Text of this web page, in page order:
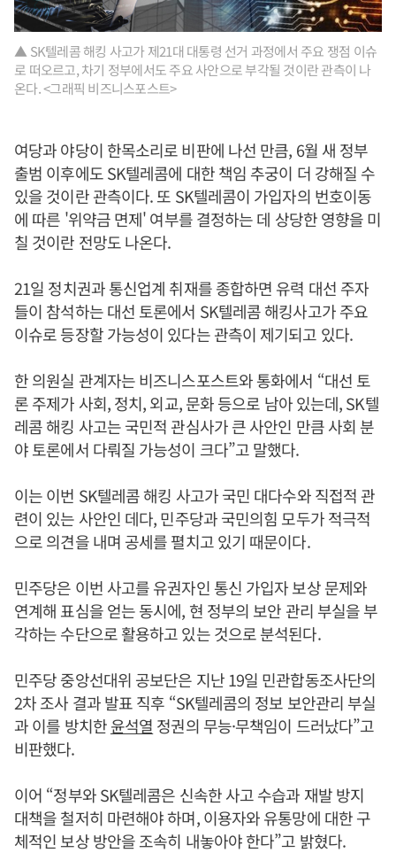
▲ SK텔레콤 해킹 사고가 제21대 대통령 선거 과정에서 주요 쟁점 이슈
로 떠오르고, 차기 정부에서도 주요 사안으로 부각될 것이란 관측이 나
온다. <그래픽 비즈니스포스트>
여당과 야당이 한목소리로 비판에 나선 만큼, 6월 새 정부
출범 이후에도 SK텔레콤에 대한 책임 추궁이 더 강해질 수
있을 것이란 관측이다. 또 SK텔레콤이 가입자의 번호이동
에 따른 '위약금 면제' 여부를 결정하는 데 상당한 영향을 미
칠 것이란 전망도 나온다.
21일 정치권과 통신업계 취재를 종합하면 유력 대선 주자
들이 참석하는 대선 토론에서 SK텔레콤 해킹사고가 주요
이슈로 등장할 가능성이 있다는 관측이 제기되고 있다.
한 의원실 관계자는 비즈니스포스트와 통화에서 “대선 토
론 주제가 사회, 정치, 외교, 문화 등으로 남아 있는데, SK텔
레콤 해킹 사고는 국민적 관심사가 큰 사안인 만큼 사회 분
야 토론에서 다뤄질 가능성이 크다”고 말했다.
이는 이번 SK텔레콤 해킹 사고가 국민 대다수와 직접적 관
련이 있는 사안인 데다, 민주당과 국민의힘 모두가 적극적
으로 의견을 내며 공세를 펼치고 있기 때문이다.
민주당은 이번 사고를 유권자인 통신 가입자 보상 문제와
연계해 표심을 얻는 동시에, 현 정부의 보안 관리 부실을 부
각하는 수단으로 활용하고 있는 것으로 분석된다.
민주당 중앙선대위 공보단은 지난 19일 민관합동조사단의
2차 조사 결과 발표 직후 “SK텔레콤의 정보 보안관리 부실
과 이를 방치한윤석열 정권의 무능·무책임이 드러났다”고
비판했다.
이어 “정부와 SK텔레콤은 신속한 사고 수습과 재발 방지
대책을 철저히 마련해야 하며, 이용자와 유통망에 대한 구
체적인 보상 방안을 조속히 내놓아야 한다”고 밝혔다.